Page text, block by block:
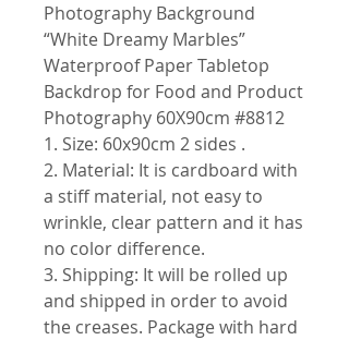
Photography Background
“White Dreamy Marbles”
Waterproof Paper Tabletop
Backdrop for Food and Product
Photography 60X90cm #8812
1. Size: 60x90cm 2 sides .
2. Material: It is cardboard with
a stiff material, not easy to
wrinkle, clear pattern and it has
no color difference.
3. Shipping: It will be rolled up
and shipped in order to avoid
the creases. Package with hard